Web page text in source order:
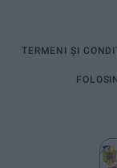
TERMENI ȘI